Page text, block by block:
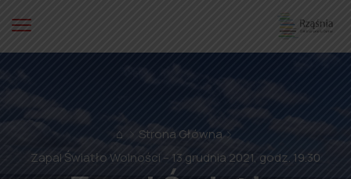
⌂
Strona Główna
Zapal Światło Wolności – 13 grudnia 2021, godz. 19.30